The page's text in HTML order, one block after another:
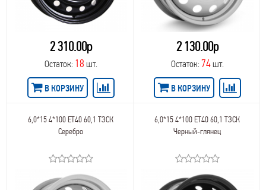
2 310.00р
Остаток: 18 шт.
В КОРЗИНУ
2 130.00р
Остаток:74шт.
В КОРЗИНУ
6,0*15 4*100 ET40 60,1 ТЗСК
Серебро
6,0*15 4*100 ET40 60,1 ТЗСК
Черный-глянец